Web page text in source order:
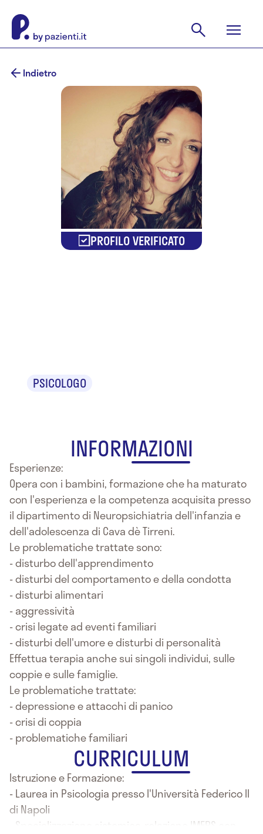
Indietro
PROFILO VERIFICATO
PSICOLOGO
INFORMAZIONI
Esperienze:
Opera con i bambini, formazione che ha maturato
con l'esperienza e la competenza acquisita presso
il dipartimento di Neuropsichiatria dell'infanzia e
dell'adolescenza di Cava dè Tirreni.
Le problematiche trattate sono:
- disturbo dell'apprendimento
- disturbi del comportamento e della condotta
- disturbi alimentari
- aggressività
- crisi legate ad eventi familiari
- disturbi dell'umore e disturbi di personalità
Effettua terapia anche sui singoli individui, sulle
coppie e sulle famiglie.
Le problematiche trattate:
- depressione e attacchi di panico
- crisi di coppia
- problematiche familiari
CURRICULUM
Istruzione e Formazione:
- Laurea in Psicologia presso l'Università Federico II
di Napoli
- Specializzazione sistemica-relazione IMEPS con